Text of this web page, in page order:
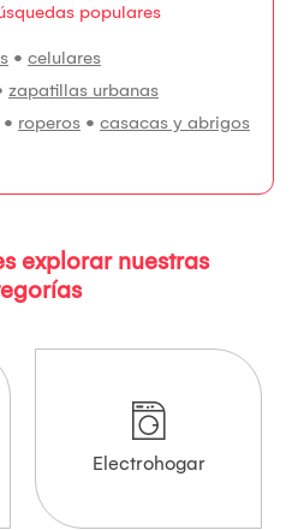
populares
• celulares
zapatillas urbanas
• roperos • casacas y abrigos
explorar nuestras
Electrohogar